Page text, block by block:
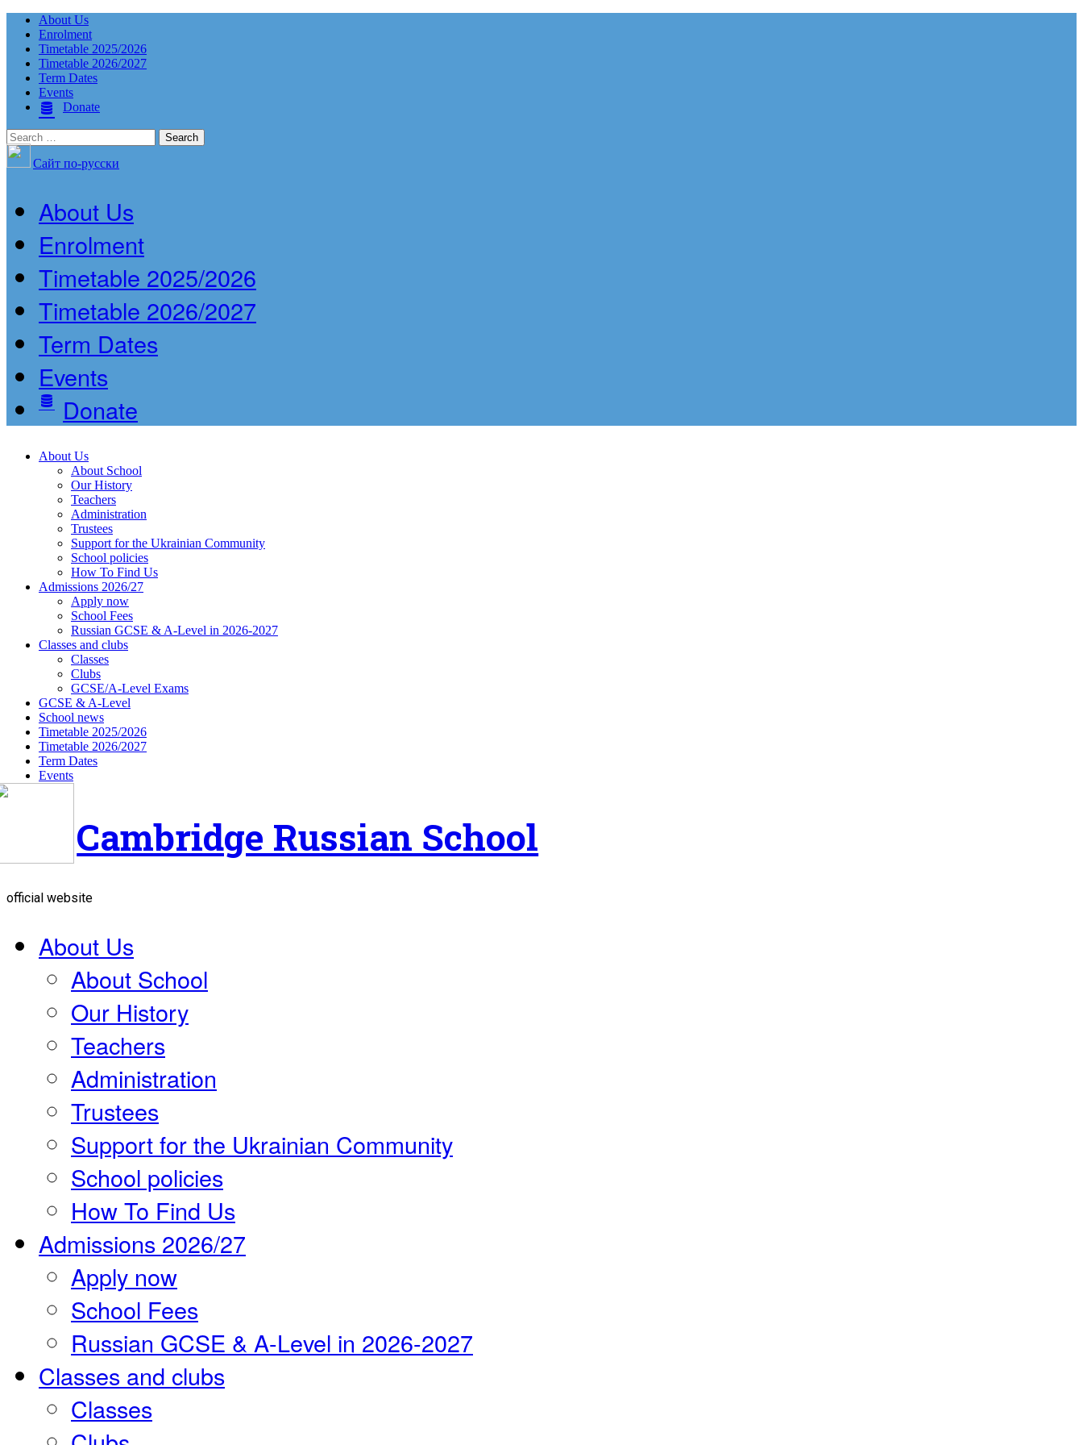
About Us
Enrolment
Timetable 2025/2026
Timetable 2026/2027
Term Dates
Events
Donate
Search
for:
Сайт по-русски
About Us
Enrolment
Timetable 2025/2026
Timetable 2026/2027
Term Dates
Events
Donate
About Us
About School
Our History
Teachers
Administration
Trustees
Support for the Ukrainian Community
School policies
How To Find Us
Admissions 2026/27
Apply now
School Fees
Russian GCSE & A-Level in 2026-2027
Classes and clubs
Classes
Clubs
GCSE/A-Level Exams
GCSE & A-Level
School news
Timetable 2025/2026
Timetable 2026/2027
Term Dates
Events
Cambridge Russian School
official website
About Us
About School
Our History
Teachers
Administration
Trustees
Support for the Ukrainian Community
School policies
How To Find Us
Admissions 2026/27
Apply now
School Fees
Russian GCSE & A-Level in 2026-2027
Classes and clubs
Classes